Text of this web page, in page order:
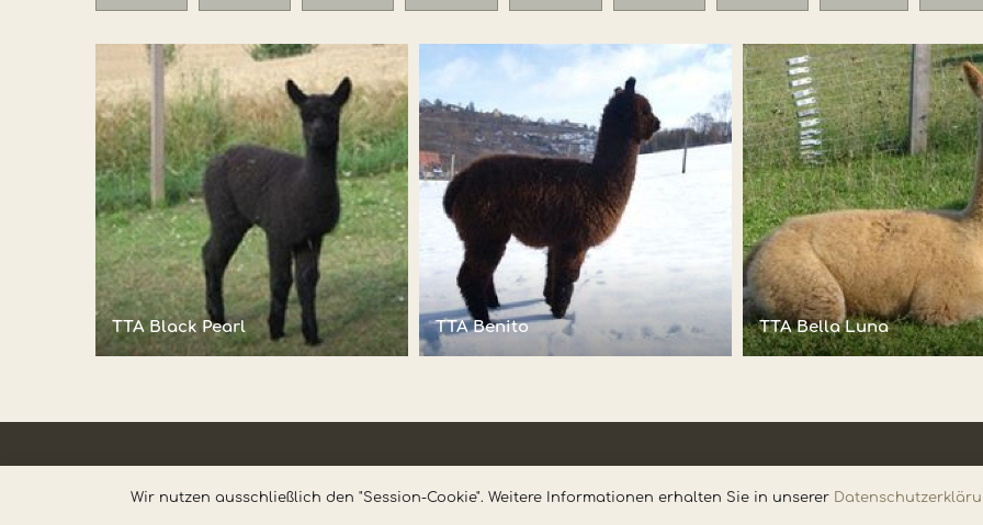
Wir nutzen ausschließlich den "Session-Cookie". Weitere Informationen erhalten Sie in unserer
TTA Black Pearl TTA Benito TTA Bella Luna